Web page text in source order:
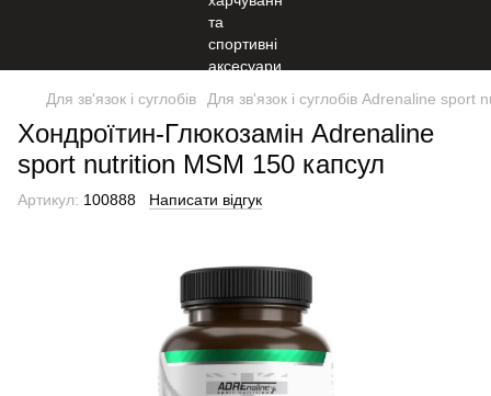
Для зв'язок і суглобів Для зв'язок і суглобів Adrenaline sport
Хондроїтин-Глюкозамін Adrenaline
sport nutrition MSM 150 капсул
Артикул: 100888 Написати відгук